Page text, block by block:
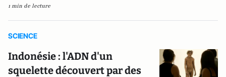
1 min de lecture
SCIENCE
Indonésie : l'ADN d'un
squelette découvert par des